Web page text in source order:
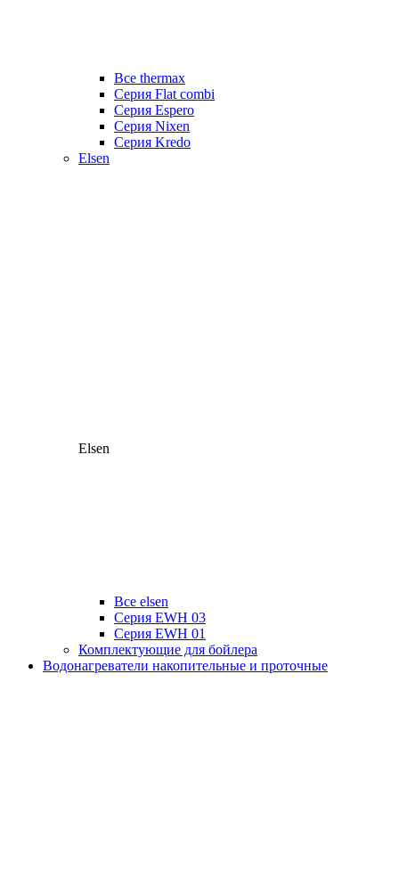
Все thermax
Серия Flat combi
Серия Espero
Серия Nixen
Серия Kredo
Elsen
Elsen
Все elsen
Серия EWH 03
Серия EWH 01
Комплектующие для бойлера
Водонагреватели накопительные и проточные